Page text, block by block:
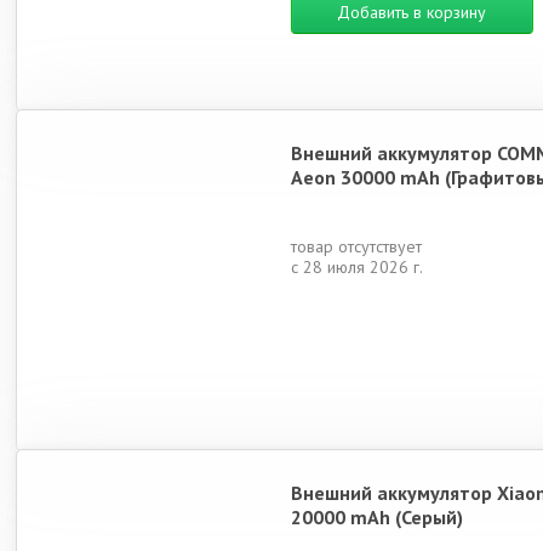
Добавить в корзину
Внешний аккумулятор
Aeon 30000 mAh
товар отсутствует
с 28 июля 2026 г.
Внешний аккумулятор
20000 mAh (Серый)